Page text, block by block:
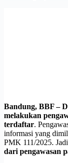
Bandung, BBF –
melakukan
terdaftar.
informasi yang
PMK 111/2025.
dari pengawasan